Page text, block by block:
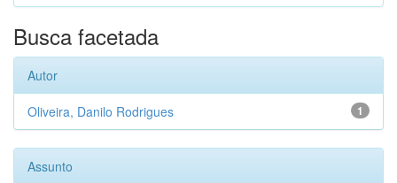
Busca facetada
Autor
1
Oliveira, Danilo Rodrigues
Assunto